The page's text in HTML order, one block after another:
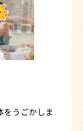
うごかしま